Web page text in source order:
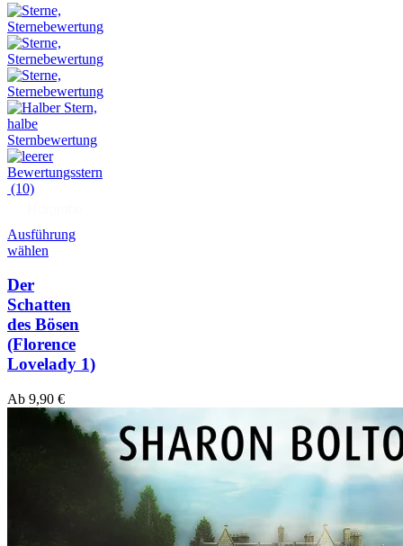
(10)
Ausführung
wählen
Der
Schatten
des Bösen
(Florence
Lovelady 1)
Ab 9,90 €